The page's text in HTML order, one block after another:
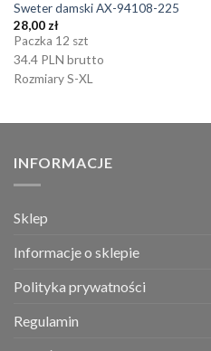
Sweter damski AX-94108-225
28,00 zł
Paczka 12 szt
34.4 PLN brutto
Rozmiary S-XL
INFORMACJE
Sklep
Informacje o sklepie
Polityka prywatności
Regulamin